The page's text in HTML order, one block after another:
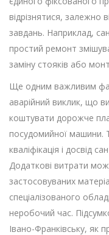
відрізнятися, залежно
завдань. Наприклад,
простий ремонт
заміну стояків або
Ще одним важливим
аварійний виклик, що
коштувати дорожче
посудомийної машини.
кваліфікація і досвід
Додаткові витрати
застосовуваних
спеціалізованого
неробочий час.
Івано-Франківську, як